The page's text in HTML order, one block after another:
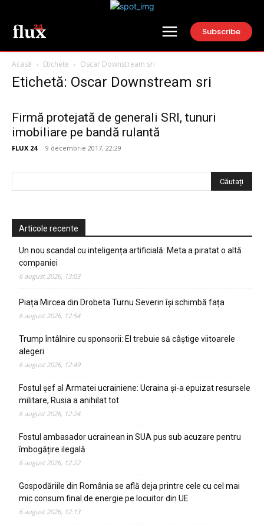
Subscribe
Acasă Etichete Oscar Downstream sri
Etichetă: Oscar Downstream sri
Firmă protejată de generali SRI, tunuri
imobiliare pe bandă rulantă
FLUX 24 - 9 decembrie 2017, 22:29
Articole recente
Un nou scandal cu inteligența artificială: Meta a piratat o altă
companiei
6 august 2026, 13:03
Piața Mircea din Drobeta Turnu Severin își schimbă fața
6 august 2026, 12:54
Trump întâlnire cu sponsorii: El trebuie să câștige viitoarele
alegeri
6 august 2026, 12:49
Fostul șef al Armatei ucrainiene: Ucraina și-a epuizat resursele
militare, Rusia a anihilat tot
6 august 2026, 12:24
Fostul ambasador ucrainean in SUA pus sub acuzare pentru
îmbogățire ilegală
6 august 2026, 12:22
Gospodăriile din România se află deja printre cele cu cel mai
mic consum final de energie pe locuitor din UE
6 august 2026, 12:13